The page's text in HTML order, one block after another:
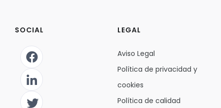
SOCIAL LEGAL
Aviso Legal
Política de privacidad y
cookies
Política de calidad